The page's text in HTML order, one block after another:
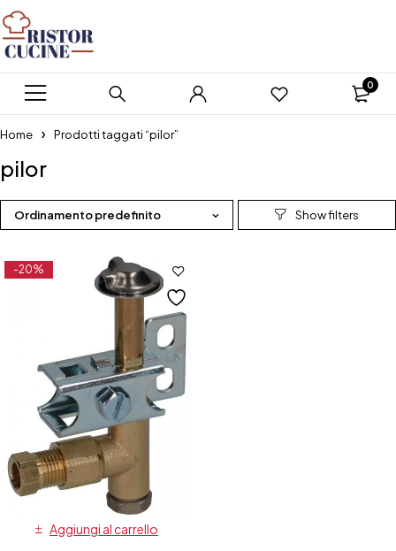
0
Home Prodotti taggati “pilor”
pilor
Ordinamento predefinito
-20%
Aggiungi al carrello